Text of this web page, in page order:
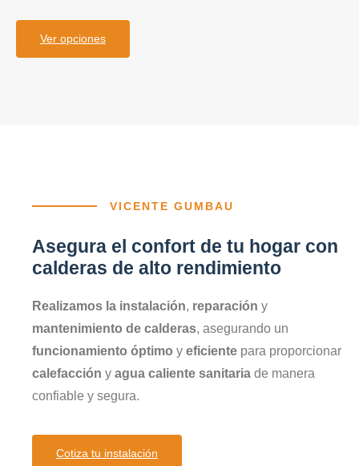
Ver opciones
VICENTE GUMBAU
Asegura el confort de tu hogar con
calderas de alto rendimiento
Realizamos la instalación, reparación y
mantenimiento de calderas, asegurando un
funcionamiento óptimo y eficiente para proporcionar
calefacción y agua caliente sanitaria de manera
confiable y segura.
Cotiza tu instalación